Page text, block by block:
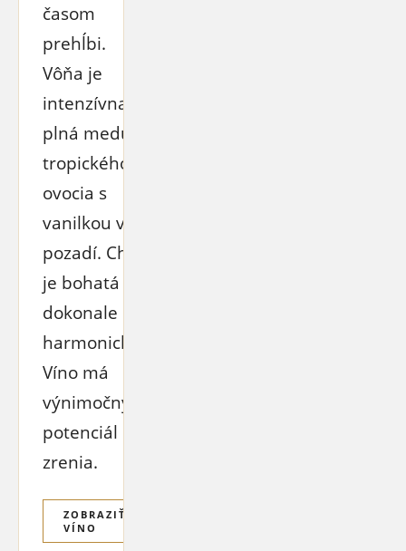
časom
prehĺbi.
Vôňa je
intenzívna,
plná medu a
tropického
ovocia s
vanilkou v
pozadí. Chuť
je bohatá a
dokonale
harmonická.
Víno má
výnimočný
potenciál
zrenia.
ZOBRAZIŤ
VÍNO